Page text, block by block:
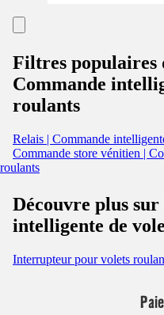
Filtres populaires
Commande
roulants
Relais | Commande
Commande store vénitien |
roulants
Découvre plus
intelligente de
Interrupteur pour volets